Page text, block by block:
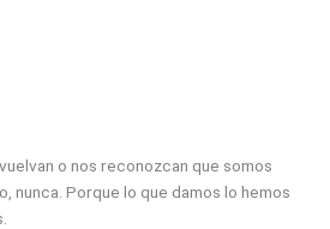
o nos reconozcan que somos
nunca. Porque lo que damos lo hemos